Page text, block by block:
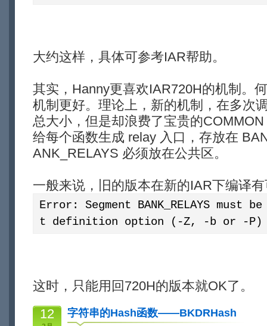
大约这样，具体可参考IAR帮助。
其实，Hanny更喜欢IAR720H的机制。
机制更好。理论上，新的机制，在多次
总大小，但是却浪费了宝贵的
给每个函数生成 relay 入口，存放在
ANK_RELAYS 必须放在公共区。
一般来说，旧的版本在新的IAR下编译
Error: Segment BANK_RELAYS must
t definition option (-Z, -b or -P)
这时，只能用回720H的版本就OK了。
12
字符串的Hash函数——BKDRHash